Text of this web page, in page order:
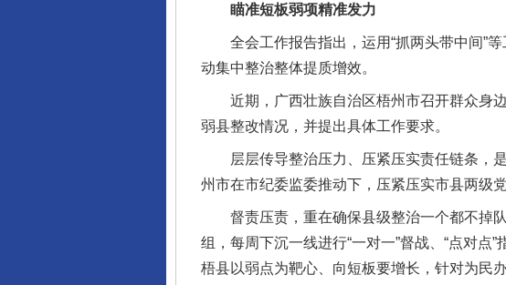
瞄准短板弱项精准发力
全会工作报告指出，运用“抓两头带中间”等
动集中整治整体提质增效。
近期，广西壮族自治区梧州市召开群众身边
弱县整改情况，并提出具体工作要求。
层层传导整治压力、压紧压实责任链条，是
州市在市纪委监委推动下，压紧压实市县两级
督责压责，重在确保县级整治一个都不掉队
组，每周下沉一线进行“一对一”督战、“点对
梧县以弱点为靶心、向短板要增长，针对为民